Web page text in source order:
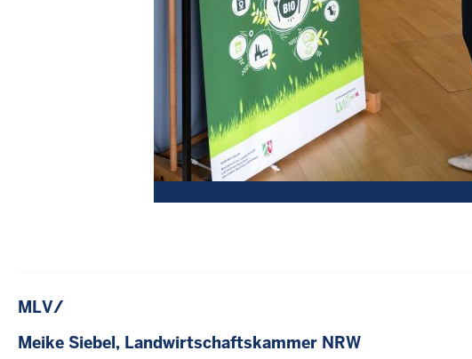
MLV/
Meike Siebel, Landwirtschaftskammer NRW